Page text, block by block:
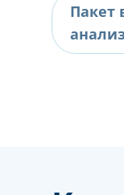
Пакет